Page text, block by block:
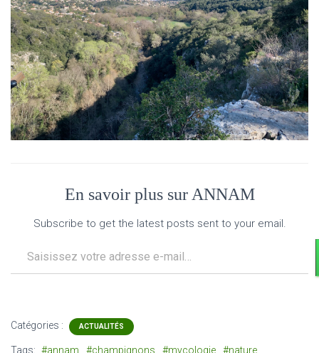
En savoir plus sur ANNAM
Subscribe to get the latest posts sent to your email.
Catégories : ACTUALITÉS
Tags: #annam #champignons #mycologie #nature